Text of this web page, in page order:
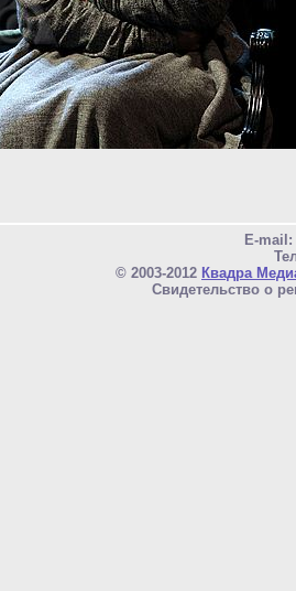
E-mail:
© 2003-2012 Квадра
Свидетельство о